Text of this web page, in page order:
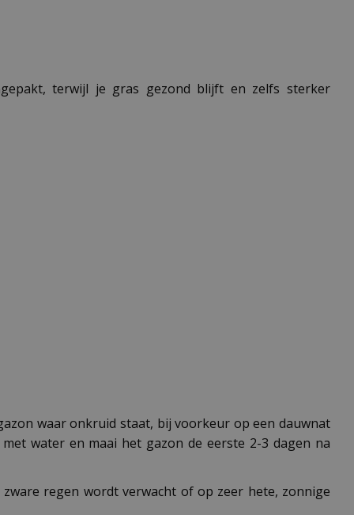
terwijl je gras gezond blijft en zelfs sterker
waar onkruid staat, bij voorkeur op een dauwnat
water en maai het gazon de eerste 2-3 dagen na
regen wordt verwacht of op zeer hete, zonnige